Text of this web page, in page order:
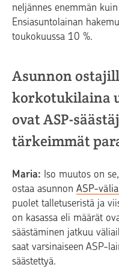
neljännes enemmän
Ensiasuntolainan
toukokuussa 10 %.
Asunnon
korkotukilaina
ovat ASP-
tärkeimmät
Maria: Iso muutos on
ostaa asunnon ASP-
puolet talletuseristä ja
on kasassa eli määrät
säästäminen jatkuu
saat varsinaiseen ASP-
säästettyä.